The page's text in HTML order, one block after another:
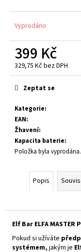
Vyprodáno
399 Kč
329,75 Kč bez DPH
Měrná
cena:
Kategorie:
EAN:
Žhavení:
Kapacita baterie:
Položka byla
Zeptat se
Popis
Elf Bar ELFA MASTER
Pokud si užíváte
systémem, jakým je
u
m
LIQUID
BARLY
GOLD
SALT
10
MG
(U)